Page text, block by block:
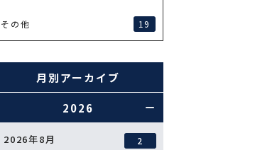
その他 19
月別アーカイブ
2026
2026年8月 2